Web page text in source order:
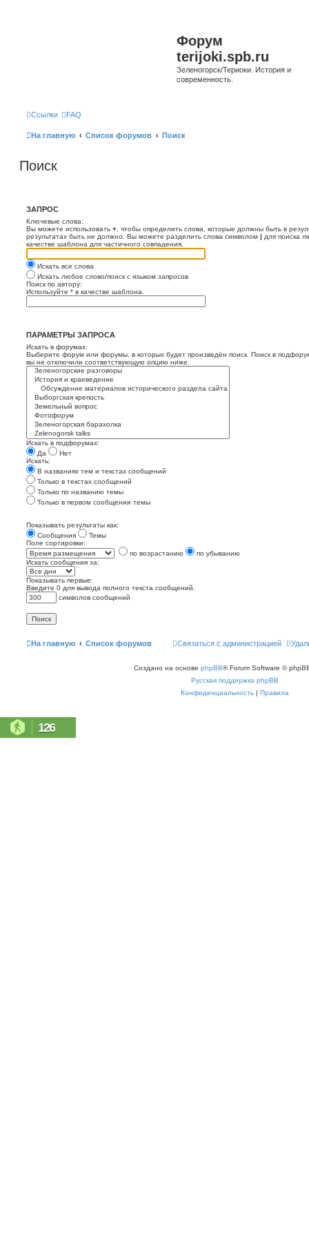
Форум
terijoki.spb.ru
Зеленогорск/Териоки. История и
современность.
Ссылки FAQ
На главную Список форумов Поиск
Поиск
ЗАПРОС
Ключевые слова:
Вы можете использовать + , чтобы определить слова, которые должны быть в
результатах быть не должно. Вы можете разделить слова символом | для поиска
качестве шаблона для частичного совпадения.
Искать все слова
Искать любое слово/поиск с языком запросов
Поиск по автору:
Используйте * в качестве шаблона.
ПАРАМЕТРЫ ЗАПРОСА
Искать в форумах:
Выберите форум или форумы, в которых будет произведён поиск. Поиск в
вы не отключили соответствующую опцию ниже.
Искать в подфорумах:
Да
Нет
Искать:
В названиях тем и текстах сообщений
Только в текстах сообщений
Только по названию темы
Только в первом сообщении темы
Показывать результаты как:
Сообщения
Темы
Поле сортировки:
по возрастанию
по убыванию
Искать сообщения за:
Показывать первые:
Введите 0 для вывода полного текста сообщений.
символов сообщений
На главную Список форумов Связаться с администрацией
Создано на основе phpBB® Forum Software ©
Русская поддержка phpBB
Конфиденциальность | Правила
126